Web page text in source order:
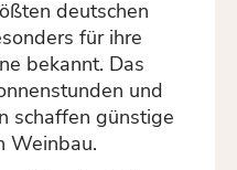
deutschen
für ihre
bekannt. Das
und
schaffen günstige
Weinbau.